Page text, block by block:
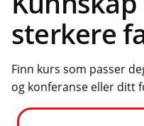
sterkere
Finn kurs som passer
og konferanse eller ditt